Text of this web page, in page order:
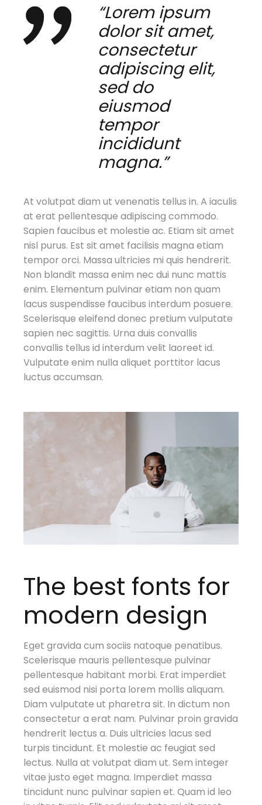
“Lorem ipsum
dolor sit amet,
consectetur
adipiscing elit,
sed do
eiusmod
tempor
incididunt
magna.”
At volutpat diam ut venenatis tellus in. A iaculis
at erat pellentesque adipiscing commodo.
Sapien faucibus et molestie ac. Etiam sit amet
nisl purus. Est sit amet facilisis magna etiam
tempor orci. Massa ultricies mi quis hendrerit.
Non blandit massa enim nec dui nunc mattis
enim. Elementum pulvinar etiam non quam
lacus suspendisse faucibus interdum posuere.
Scelerisque eleifend donec pretium vulputate
sapien nec sagittis. Urna duis convallis
convallis tellus id interdum velit laoreet id.
Vulputate enim nulla aliquet porttitor lacus
luctus accumsan.
The best fonts for
modern design
Eget gravida cum sociis natoque penatibus.
Scelerisque mauris pellentesque pulvinar
pellentesque habitant morbi. Erat imperdiet
sed euismod nisi porta lorem mollis aliquam.
Diam vulputate ut pharetra sit. In dictum non
consectetur a erat nam. Pulvinar proin gravida
hendrerit lectus a. Duis ultricies lacus sed
turpis tincidunt. Et molestie ac feugiat sed
lectus. Nulla at volutpat diam ut. Sem integer
vitae justo eget magna. Imperdiet massa
tincidunt nunc pulvinar sapien et. Quam id leo